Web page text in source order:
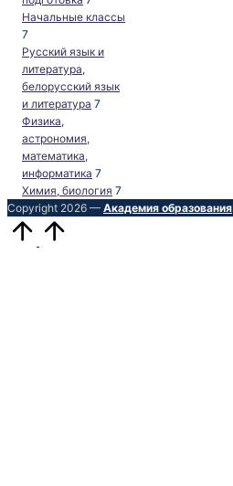
Начальные классы
7
Русский язык и
литература,
белорусский язык
и литература 7
Физика,
астрономия,
математика,
информатика 7
Химия, биология 7
Copyright 2026 — Академия образования